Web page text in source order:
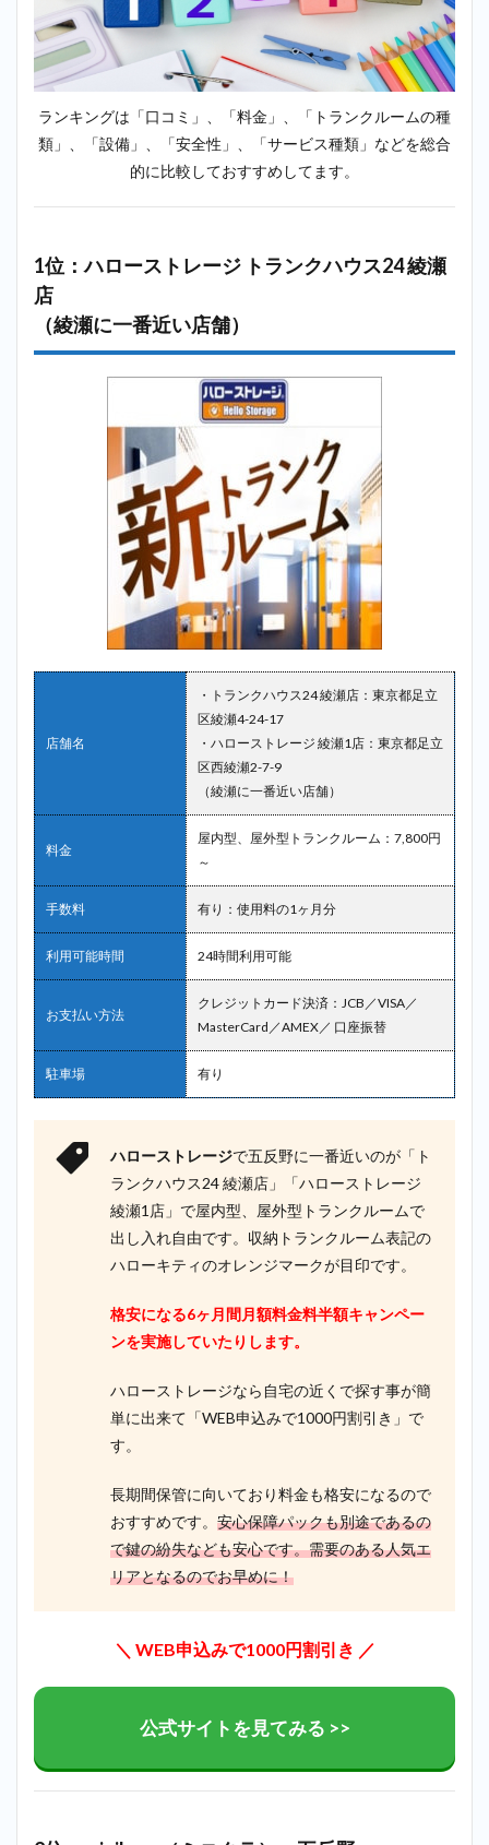
ニクラ）＿五
2.3
3位：
倉庫
トラ
ンク
ルー
ム足
店
舗）
2.4
サマ
リー
ポケ
ット
＿五
反野
5位：
ディ
ノス
クロ
ーゼ
ビス
＿五
反野
6位：
ース
プラ
野
2.7
7位：
AZUKEL（ア
2.8
ラ＿
五反
2.9
キュ
ズ＿
野
2.10
ドッと
ナ＿五
反野
五反
野で
ハロ
ース
で探
すの
ランキングは「口コミ」、「料金」、「トランクルームの種
類」、「設備」、「安全性」、「サービス種類」などを総合
的に比較しておすすめしてます。
1位：ハローストレージ トランクハウス24 綾瀬
店
（綾瀬に一番近い店舗）
店舗名
・トランクハウス24 綾瀬店：東京都足立
区綾瀬4-24-17
・ハローストレージ 綾瀬1店：東京都足立
区西綾瀬2-7-9
（綾瀬に一番近い店舗）
料金
屋内型、屋外型トランクルーム：7,800円
～
手数料 有り：使用料の1ヶ月分
利用可能時間 24時間利用可能
お支払い方法
クレジットカード決済：JCB／VISA／
MasterCard／AMEX／ 口座振替
駐車場 有り
ハローストレージで五反野に一番近いのが「ト
ランクハウス24 綾瀬店」「ハローストレージ
綾瀬1店」で屋内型、屋外型トランクルームで
出し入れ自由です。収納トランクルーム表記の
ハローキティのオレンジマークが目印です。
格安になる6ヶ月間月額料金料半額キャンペー
ンを実施していたりします。
ハローストレージなら自宅の近くで探す事が簡
単に出来て「WEB申込みで1000円割引き」で
す。
長期間保管に向いており料金も格安になるので
おすすめです。 安心保障パックも別途であるの
で鍵の紛失なども安心です。需要のある人気エ
リアとなるのでお早めに！
＼ WEB申込みで1000円割引き ／
公式サイトを見てみる >>